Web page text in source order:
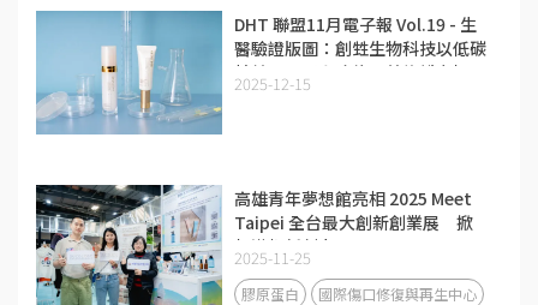
DHT 聯盟11月電子報 Vol.19 - 生
醫驗證版圖：創甡生物科技以低碳
精純膠原蛋白攻佔醫美修護市場
2025-12-15
高雄青年夢想館亮相 2025 Meet
Taipei 全台最大創新創業展 掀
起港都新創力
2025-11-25
膠原蛋白
國際傷口修復與再生中心